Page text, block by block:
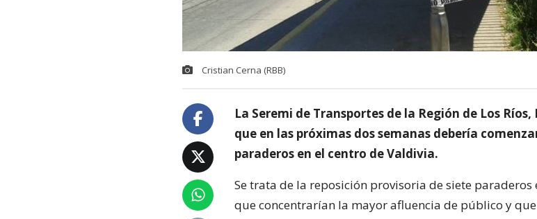
Cristian Cerna (RBB)
La Seremi de Transportes de la Región de Los
que en las próximas dos semanas debería
paraderos en el centro de Valdivia.
Se trata de la reposición provisoria de siete paraderos
que concentrarían la mayor afluencia de público y